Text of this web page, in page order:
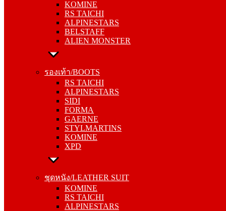
KOMINE
RS TAICHI
ALPINESTARS
BELSTAFF
ALIEN MONSTER
รองเท้า/BOOTS
RS TAICHI
ALPINESTARS
SIDI
FORMA
GAERNE
STYLMARTINS
KOMINE
XPD
ชุดหนัง/LEATHER SUIT
KOMINE
RS TAICHI
ALPINESTARS
ALPINESTARS
BELSTAFF
ALIEN MONSTER
รองเท้า/BOOTS
ALPINESTARS
SIDI
FORMA
GAERNE
STYLMARTINS
KOMINE
XPD
ชุดหนัง/LEATHER SUIT
RS TAICHI
ALPINESTARS